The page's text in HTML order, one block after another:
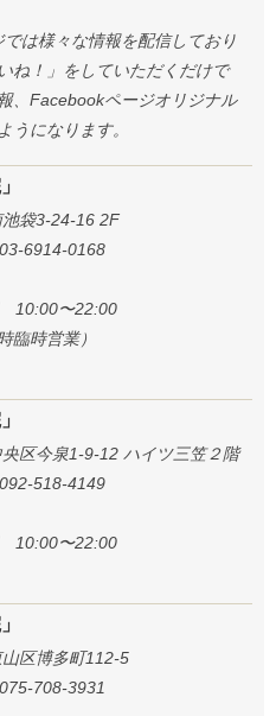
は様々な情報を配信しており
ね！」をしていただくだけで
、Facebookページオリジナル
うになります。
袋3-24-16 2F
6914-0168
10:00〜22:00
臨時営業）
区今泉1-9-12 ハイツ三笠２階
518-4149
10:00〜22:00
区博多町112-5
708-3931